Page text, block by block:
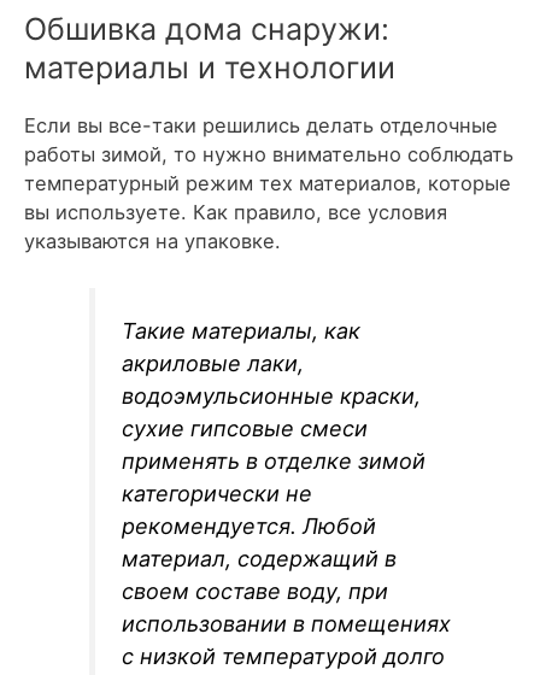
Обшивка дома снаружи:
материалы и технологии
Если вы все-таки решились делать отделочные
работы зимой, то нужно внимательно соблюдать
температурный режим тех материалов, которые
вы используете. Как правило, все условия
указываются на упаковке.
Такие материалы, как
акриловые лаки,
водоэмульсионные краски,
сухие гипсовые смеси
применять в отделке зимой
категорически не
рекомендуется. Любой
материал, содержащий в
своем составе воду, при
использовании в помещениях
с низкой температурой долго